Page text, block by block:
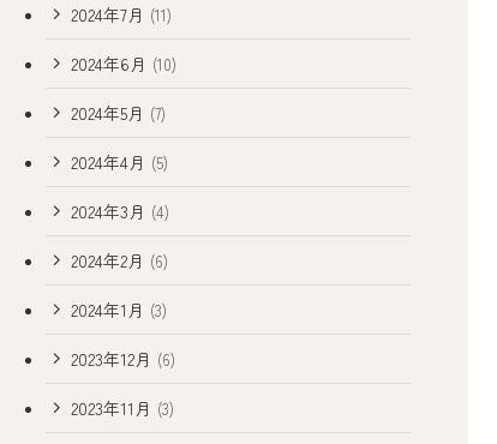
2024年7月 (11)
2024年6月 (10)
2024年5月 (7)
2024年4月 (5)
2024年3月 (4)
2024年2月 (6)
2024年1月 (3)
2023年12月 (6)
2023年11月 (3)